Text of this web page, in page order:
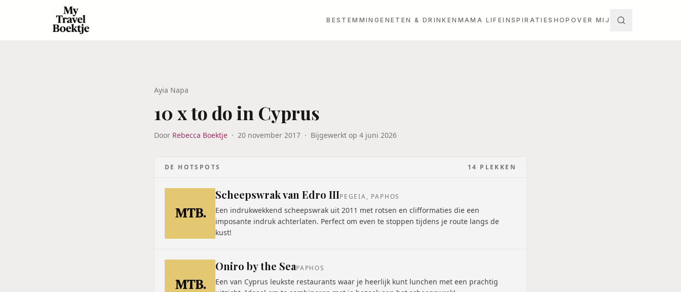
BESTEMMINGEN ETEN & DRINKEN MAMA LIFEINSPIRATIESHOP OVER MIJ
Ayia Napa
10 x to do in Cyprus
Door Rebecca Boektje · 20 november 2017 · Bijgewerkt op 4 juni 2026
DE HOTSPOTS 14 PLEKKEN
Scheepswrak van Edro IIIPEGEIA, PAPHOS
Een indrukwekkend scheepswrak uit 2011 met rotsen en clifformaties die een
imposante indruk achterlaten. Perfect om even te stoppen tijdens je route langs de
kust!
Oniro by the SeaPAPHOS
Een van Cyprus leukste restaurants waar je heerlijk kunt lunchen met een prachtig